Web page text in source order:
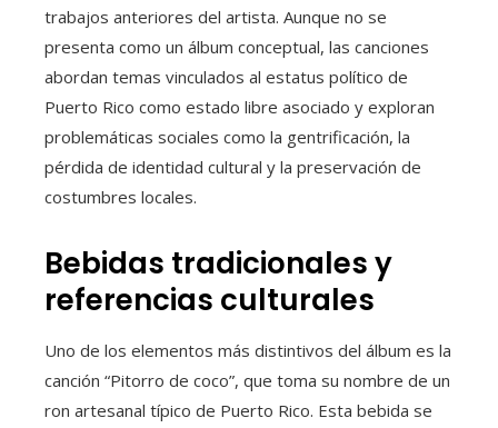
trabajos anteriores del artista. Aunque no se
presenta como un álbum conceptual, las canciones
abordan temas vinculados al estatus político de
Puerto Rico como estado libre asociado y exploran
problemáticas sociales como la gentrificación, la
pérdida de identidad cultural y la preservación de
costumbres locales.
Bebidas tradicionales y
referencias culturales
Uno de los elementos más distintivos del álbum es la
canción “Pitorro de coco”, que toma su nombre de un
ron artesanal típico de Puerto Rico. Esta bebida se